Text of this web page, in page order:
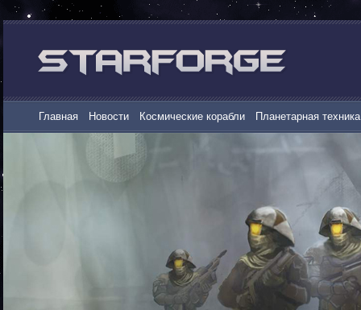
Главная Новости Космические корабли Планетарная техника